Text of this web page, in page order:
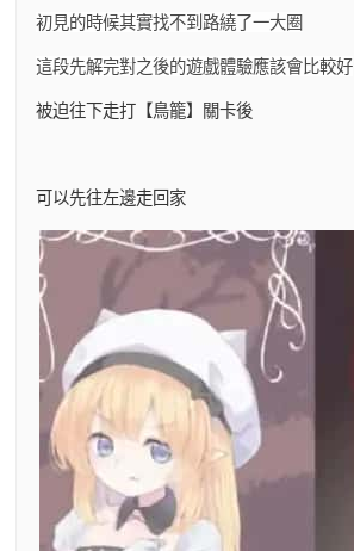
初見的時候其實找不到路繞了一大圈
這段先解完對之後的遊戲體驗應該會比較好
被迫往下走打【鳥籠】關卡後
可以先往左邊走回家